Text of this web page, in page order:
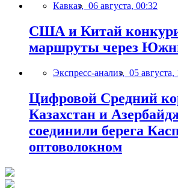
Кавказ, 06 августа, 00:32
США и Китай
маршруты через
Экспресс-анализ, 05 августа,
Цифровой Средний
Казахстан и
соединили берега
оптоволокном